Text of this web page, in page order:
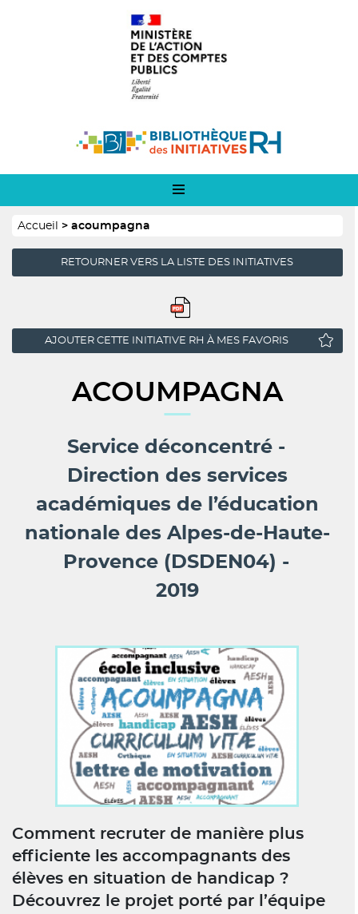
Logo
Fil
Accueil acoumpagna
RETOURNER VERS LA LISTE DES INITIATIVES
AJOUTER CETTE INITIATIVE RH À MES FAVORIS
ACOUMPAGNA
Service déconcentré
Direction des services
académiques de l’éducation
nationale des Alpes-de-Haute-
Provence (DSDEN04)
2019
Comment recruter de manière plus
efficiente les accompagnants des
élèves en situation de handicap ?
Découvrez le projet porté par l’équipe